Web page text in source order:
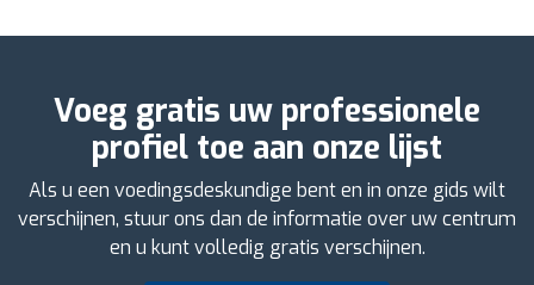
Voeg gratis uw professionele
profiel toe aan onze lijst
Als u een voedingsdeskundige bent en in onze gids wilt
verschijnen, stuur ons dan de informatie over uw centrum
en u kunt volledig gratis verschijnen.